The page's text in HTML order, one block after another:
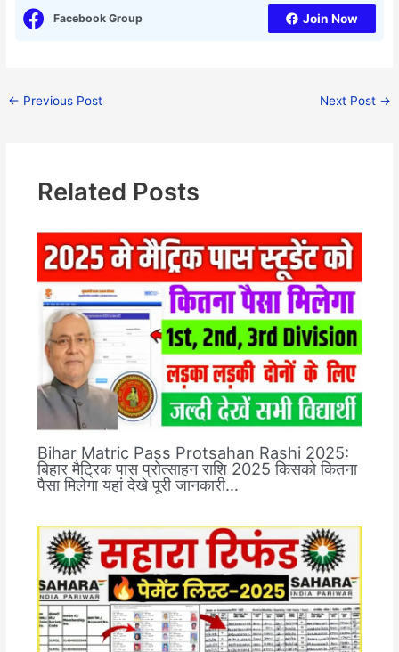
Facebook Group Join Now
← Previous Post Next Post →
Related Posts
Bihar Matric Pass Protsahan Rashi 2025:
बिहार मैट्रिक पास प्रोत्साहन राशि 2025 किसको कितना
पैसा मिलेगा यहां देखे पूरी जानकारी…